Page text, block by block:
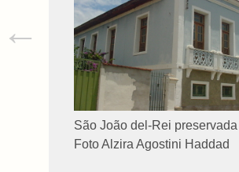
São João del-Rei preservada
Foto Alzira Agostini Haddad
←